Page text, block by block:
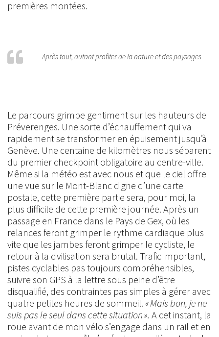
premières montées.
Après tout, autant profiter de la nature et des paysages
Le parcours grimpe gentiment sur les hauteurs de
Préverenges. Une sorte d’échauffement qui va
rapidement se transformer en épuisement jusqu’à
Genève. Une centaine de kilomètres nous séparent
du premier checkpoint obligatoire au centre-ville.
Même si la météo est avec nous et que le ciel offre
une vue sur le Mont-Blanc digne d’une carte
postale, cette première partie sera, pour moi, la
plus difficile de cette première journée. Après un
passage en France dans le Pays de Gex, où les
relances feront grimper le rythme cardiaque plus
vite que les jambes feront grimper le cycliste, le
retour à la civilisation sera brutal. Trafic important,
pistes cyclables pas toujours compréhensibles,
suivre son GPS à la lettre sous peine d’être
disqualifié, des contraintes pas simples à gérer avec
quatre petites heures de sommeil. « Mais bon, je ne
suis pas le seul dans cette situation ». A cet instant, la
roue avant de mon vélo s’engage dans un rail et en